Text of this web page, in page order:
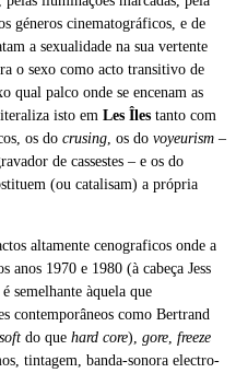
géneros cinematográficos, e de
a sexualidade na sua vertente
o sexo como acto transitivo de
qual palco onde se encenam as
isto em Les Îles tanto com
os do crusing , os do voyeurism –
de cassestes – e os do
(ou catalisam) a própria
altamente cenograficos onde a
1970 e 1980 (à cabeça Jess
semelhante àquela que
contemporâneos como Bertrand
soft do que hard core), gore freeze
tintagem, banda-sonora electro-